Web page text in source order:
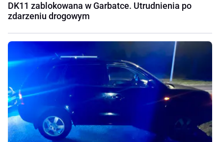
DK11 zablokowana w Garbatce. Utrudnienia po
zdarzeniu drogowym